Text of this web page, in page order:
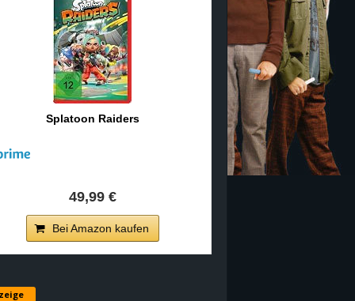
Splatoon Raiders
49,99 €
Bei Amazon kaufen